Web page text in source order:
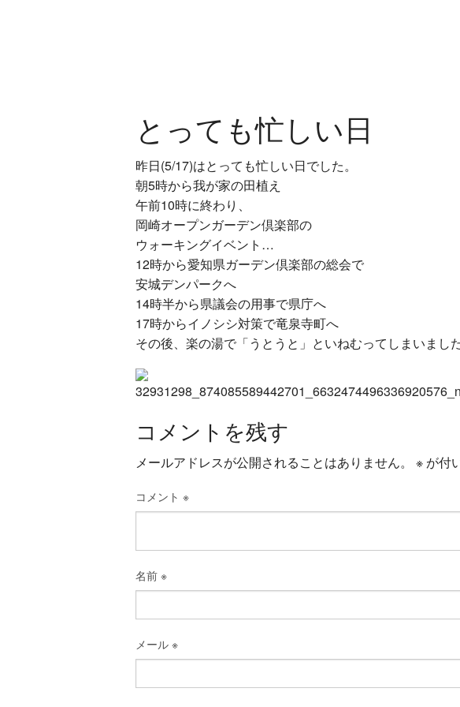
とっても忙しい日
昨日(5/17)はとっても忙しい日でした。
朝5時から我が家の田植え
午前10時に終わり、
岡崎オープンガーデン倶楽部の
ウォーキングイベント …
12時から愛知県ガーデン倶楽部の総会で
安城デンパークへ
14時半から県議会の用事で県庁へ
17時からイノシシ対策で竜泉寺町へ
その後、楽の湯で「うとうと」といねむってしまいました
コメントを残す
メールアドレスが公開されることはありません。 ※ が付
コメント ※
名前 ※
メール ※